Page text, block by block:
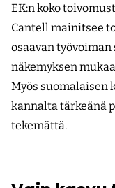
EK:n koko
Cantell mainitsee
osaavan työvoiman
näkemyksen
Myös suomalaisen
kannalta tärkeänä
tekemättä.